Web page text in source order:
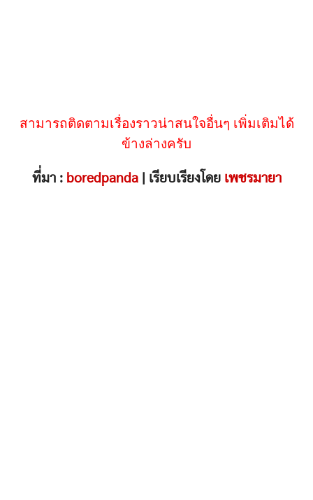
สามารถติดตามเรื่องราวน่าสนใจอื่นๆ เพิ่มเติมได้
ข้างล่างครับ
ที่มา : boredpanda| เรียบเรียงโดย เพชรมายา